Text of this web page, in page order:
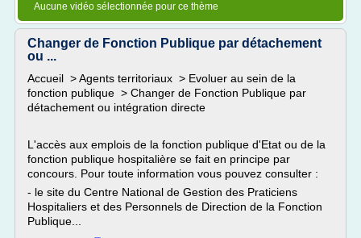
Aucune vidéo sélectionnée pour ce thème
Changer de Fonction Publique par détachement
ou ...
Accueil > Agents territoriaux > Evoluer au sein de la
fonction publique > Changer de Fonction Publique par
détachement ou intégration directe
L'accès aux emplois de la fonction publique d'Etat ou de la
fonction publique hospitalière se fait en principe par
concours. Pour toute information vous pouvez consulter :
- le site du Centre National de Gestion des Praticiens
Hospitaliers et des Personnels de Direction de la Fonction
Publique...